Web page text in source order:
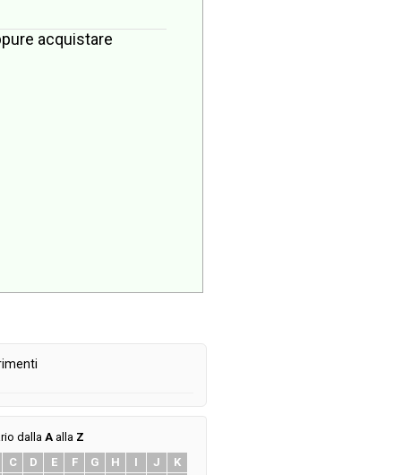
acquistare
dallaA alla Z
C D E F G H I J
K